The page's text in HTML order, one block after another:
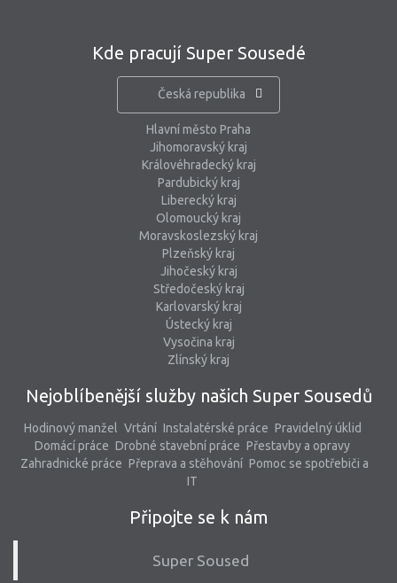
Kde pracují Super Sousedé
Česká republika
Hlavní město Praha
Jihomoravský kraj
Královéhradecký kraj
Pardubický kraj
Liberecký kraj
Olomoucký kraj
Moravskoslezský kraj
Plzeňský kraj
Jihočeský kraj
Středočeský kraj
Karlovarský kraj
Ústecký kraj
Vysočina kraj
Zlínský kraj
Nejoblíbenější služby našich Super Sousedů
Hodinový manžel Vrtání Instalatérské práce Pravidelný úklid
Domácí práce Drobné stavební práce Přestavby a opravy
Zahradnické práce Přeprava a stěhování Pomoc se spotřebiči a
IT
Připojte se k nám
Super Soused